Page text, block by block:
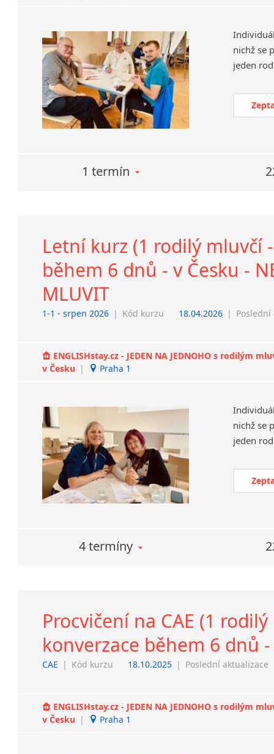
nichž se
1 termín
Letní kurz (1 rodilý mluvčí
během 6 dnů - v Česku -
MLUVIT
1-1 - srpen 2026 | Kód kurzu 18.04.2026 |
ENGLISHstay.cz - JEDEN NA JEDNOHO s rodilým
v Česku | Praha 1
nichž se
4 termíny
Procvičení na CAE (1
konverzace během 6 dnů -
CAE | Kód kurzu 18.10.2025 | Poslední aktualizace
ENGLISHstay.cz - JEDEN NA JEDNOHO s rodilým
v Česku | Praha 1